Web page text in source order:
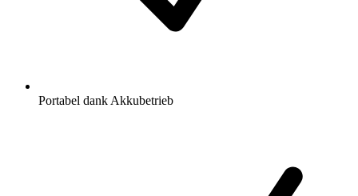
Portabel dank Akkubetrieb